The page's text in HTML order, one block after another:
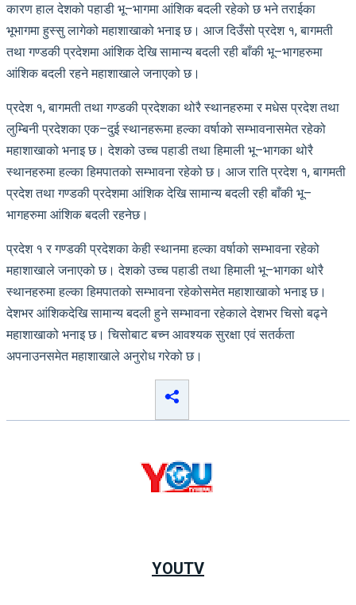
कारण हाल देशको पहाडी भू–भागमा आंशिक बदली रहेको छ भने तराईका
भूभागमा हुस्सु लागेको महाशाखाको भनाइ छ। आज दिउँसो प्रदेश १, बागमती
तथा गण्डकी प्रदेशमा आंशिक देखि सामान्य बदली रही बाँकी भू–भागहरुमा
आंशिक बदली रहने महाशाखाले जनाएको छ।
प्रदेश १, बागमती तथा गण्डकी प्रदेशका थोरै स्थानहरुमा र मधेस प्रदेश तथा
लुम्बिनी प्रदेशका एक–दुई स्थानहरूमा हल्का वर्षाको सम्भावनासमेत रहेको
महाशाखाको भनाइ छ। देशको उच्च पहाडी तथा हिमाली भू–भागका थोरै
स्थानहरुमा हल्का हिमपातको सम्भावना रहेको छ। आज राति प्रदेश १, बागमती
प्रदेश तथा गण्डकी प्रदेशमा आंशिक देखि सामान्य बदली रही बाँकी भू–
भागहरुमा आंशिक बदली रहनेछ।
प्रदेश १ र गण्डकी प्रदेशका केही स्थानमा हल्का वर्षाको सम्भावना रहेको
महाशाखाले जनाएको छ। देशको उच्च पहाडी तथा हिमाली भू–भागका थोरै
स्थानहरुमा हल्का हिमपातको सम्भावना रहेकोसमेत महाशाखाको भनाइ छ।
देशभर आंशिकदेखि सामान्य बदली हुने सम्भावना रहेकाले देशभर चिसो बढ्ने
महाशाखाको भनाइ छ। चिसोबाट बच्न आवश्यक सुरक्षा एवं सतर्कता
अपनाउनसमेत महाशाखाले अनुरोध गरेको छ।
YOUTV